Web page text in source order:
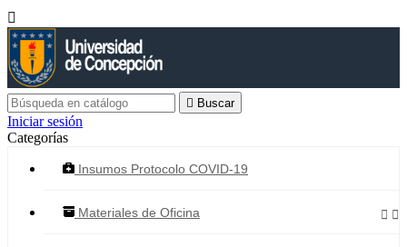

 Buscar
Iniciar sesión
Categorías
Insumos Protocolo COVID-19
Materiales de Oficina  